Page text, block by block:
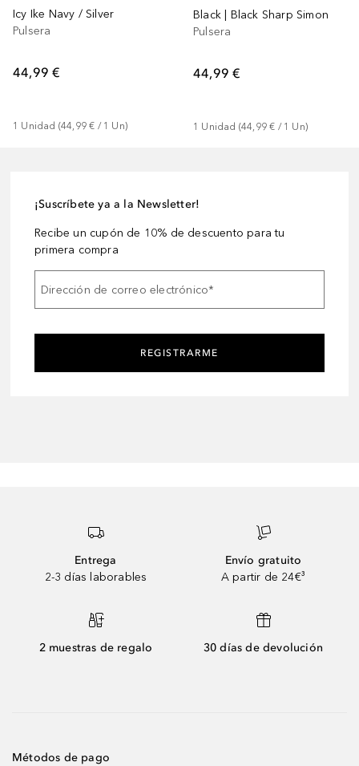
Icy Ike Navy / Silver
Pulsera
44,99 €
1 Unidad (44,99 € / 1 Un)
Black | Black Sharp Simon
Pulsera
44,99 €
1 Unidad (44,99 € / 1 Un)
¡Suscríbete ya a la Newsletter!
Recibe un cupón de 10% de descuento para tu
primera compra
Dirección de correo electrónico*
REGISTRARME
Entrega
2-3 días laborables
Envío gratuito
A partir de 24€³
2 muestras de regalo 30 días de devolución
Métodos de pago